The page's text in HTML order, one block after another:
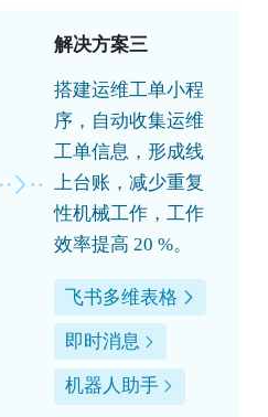
解决方案三
搭建运维工单小程
序，自动收集运维
工单信息，形成线
上台账，减少重复
性机械工作，工作
效率提高 20 %。
飞书多维表格
即时消息
机器人助手